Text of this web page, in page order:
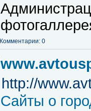
Комментарии: 0
http://
Сайты о